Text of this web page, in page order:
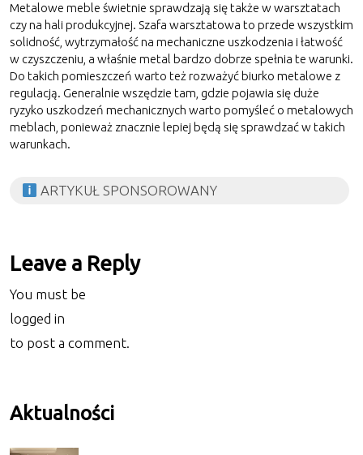
Metalowe meble świetnie sprawdzają się także w warsztatach
czy na hali produkcyjnej. Szafa warsztatowa to przede wszystkim
solidność, wytrzymałość na mechaniczne uszkodzenia i łatwość
w czyszczeniu, a właśnie metal bardzo dobrze spełnia te warunki.
Do takich pomieszczeń warto też rozważyć biurko metalowe z
regulacją. Generalnie wszędzie tam, gdzie pojawia się duże
ryzyko uszkodzeń mechanicznych warto pomyśleć o metalowych
meblach, ponieważ znacznie lepiej będą się sprawdzać w takich
warunkach.
ARTYKUŁ SPONSOROWANY
Leave a Reply
You must be
logged in
to post a comment.
Aktualności